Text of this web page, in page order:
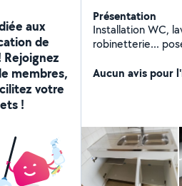
aux
de
membres,
votre
!
Présentation
Installation WC,
robinetterie... pose de meuble,
Aucun avis pour